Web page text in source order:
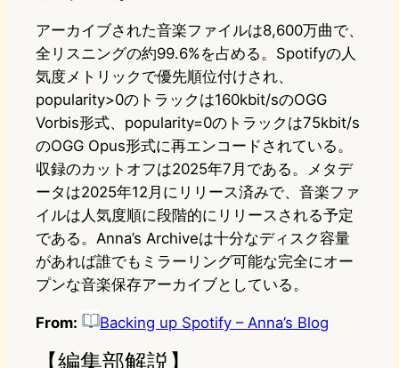
アーカイブされた音楽ファイルは8,600万曲で、
全リスニングの約99.6%を占める。Spotifyの人
気度メトリックで優先順位付けされ、
popularity>0のトラックは160kbit/sのOGG
Vorbis形式、popularity=0のトラックは75kbit/s
のOGG Opus形式に再エンコードされている。
収録のカットオフは2025年7月である。メタデ
ータは2025年12月にリリース済みで、音楽ファ
イルは人気度順に段階的にリリースされる予定
である。Anna’s Archiveは十分なディスク容量
があれば誰でもミラーリング可能な完全にオー
プンな音楽保存アーカイブとしている。
From: Backing up Spotify – Anna’s Blog
【編集部解説】